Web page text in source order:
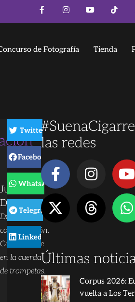
de Fotografía Tienda
Juanjo
Dorado
Director de
comunicación.
Componente
en la cuerda
de trompetas.
Twitter
Facebook
WhatsApp
Telegram
LinkedIn
las redes
Últimas
Corpus 2026:
vuelta a Los